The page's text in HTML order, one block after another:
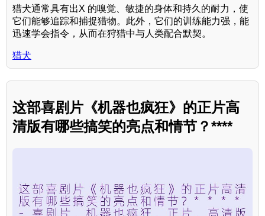
猎犬通常具有出X 的嗅觉、敏捷的身体和持久的耐力，使
它们能够追踪和捕捉猎物。此外，它们的训练能力强，能
迅速学会指令，从而在狩猎中与人类配合默契。
猎犬
这部喜剧片《机器也疯狂》的正片高
清版有哪些搞笑的亮点和情节？****